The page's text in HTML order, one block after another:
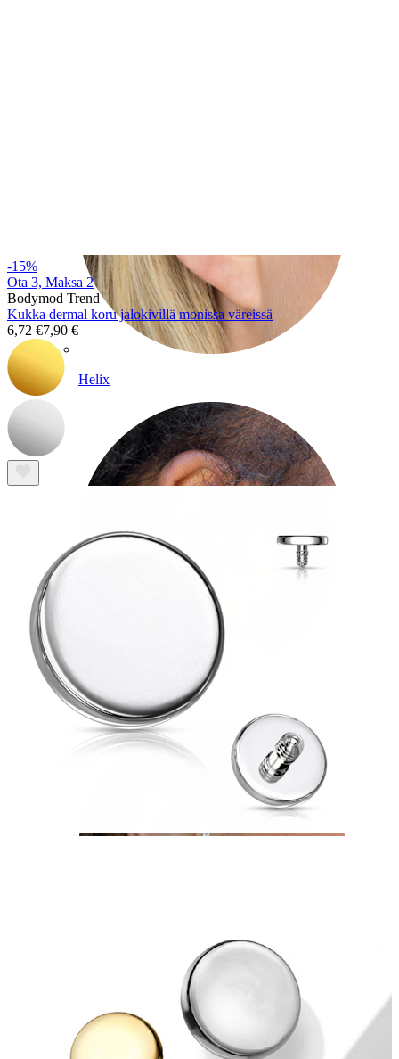
Helix
Tragus
Conch
-15%
Ota 3, Maksa 2
Bodymod Trend
Kukka dermal koru jalokivillä monissa väreissä
6,72 €7,90 €